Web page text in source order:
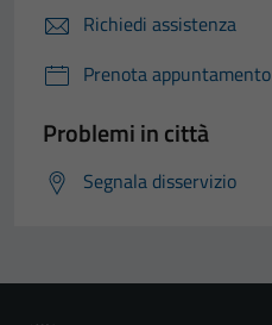
Richiedi assistenza
Prenota appuntamento
Problemi in città
Segnala disservizio